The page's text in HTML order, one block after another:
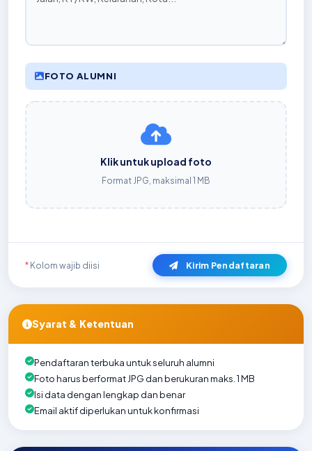
FOTO ALUMNI
Klik untuk upload foto
Format JPG, maksimal 1 MB
* Kolom wajib diisi Kirim Pendaftaran
Syarat & Ketentuan
Pendaftaran terbuka untuk seluruh alumni
Foto harus berformat JPG dan berukuran maks. 1 MB
Isi data dengan lengkap dan benar
Email aktif diperlukan untuk konfirmasi